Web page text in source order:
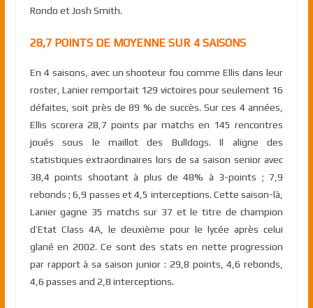
Rondo et Josh Smith.
28,7 POINTS DE MOYENNE SUR 4 SAISONS
En 4 saisons, avec un shooteur fou comme Ellis dans leur
roster, Lanier remportait 129 victoires pour seulement 16
défaites, soit près de 89 % de succès. Sur ces 4 années,
Ellis scorera 28,7 points par matchs en 145 rencontres
joués sous le maillot des Bulldogs. Il aligne des
statistiques extraordinaires lors de sa saison senior avec
38,4 points shootant à plus de 48% à 3-points ; 7,9
rebonds ; 6,9 passes et 4,5 interceptions. Cette saison-là,
Lanier gagne 35 matchs sur 37 et le titre de champion
d’Etat Class 4A, le deuxième pour le lycée après celui
glané en 2002. Ce sont des stats en nette progression
par rapport à sa saison junior : 29,8 points, 4,6 rebonds,
4,6 passes and 2,8 interceptions.